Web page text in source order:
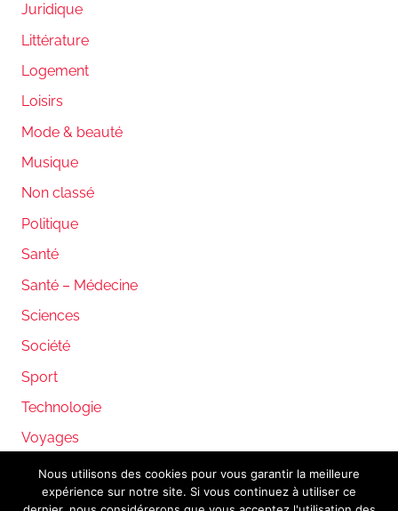
Juridique
Littérature
Logement
Loisirs
Mode & beauté
Musique
Non classé
Politique
Santé
Santé – Médecine
Sciences
Société
Sport
Technologie
Voyages
WordPress Theme: Donovan by ThemeZee.
Nous utilisons des cookies pour vous garantir la meilleure
expérience sur notre site. Si vous continuez à utiliser ce